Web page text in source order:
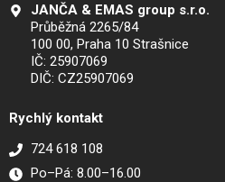
JANČA & EMAS group s.r.o.
Průběžná 2265/84
100 00, Praha 10 Strašnice
IČ: 25907069
DIČ: CZ25907069
Rychlý kontakt
724 618 108
Po–Pá: 8.00–16.00